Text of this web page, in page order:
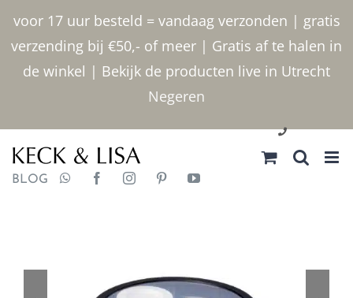
voor 17 uur besteld = vandaag verzonden | gratis
verzending bij €50,- of meer | Gratis af te halen in
de winkel | Bekijk de producten live in Utrecht
Negeren
inhoud
030 2400000
BLOG